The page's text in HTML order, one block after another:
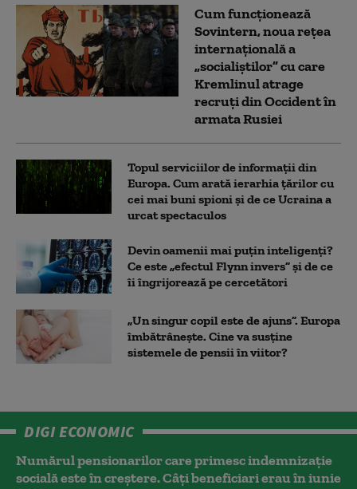
Cum funcționează
Sovintern, noua rețea
internațională a
„socialiștilor” cu care
Kremlinul atrage
recruți din Occident în
armata Rusiei
Topul serviciilor de informații din
Europa. Cum arată ierarhia țărilor cu
cei mai buni spioni și de ce Ucraina a
urcat spectaculos
Devin oamenii mai puțin inteligenți?
Ce este „efectul Flynn invers” și de ce
îi îngrijorează pe cercetători
„Un singur copil este de ajuns”. Europa
îmbătrânește. Cine va susține
sistemele de pensii în viitor?
DIGI ECONOMIC
Numărul pensionarilor care primesc indemnizaţie
socială este în creștere. Câți beneficiari erau în iunie